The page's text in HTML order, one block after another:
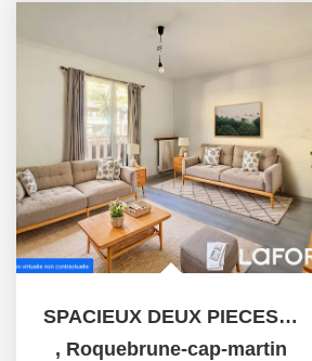
SPACIEUX DEUX PIECES - RESIDENCE AU CALME - POSSIBILITE...
, Roquebrune-cap-martin